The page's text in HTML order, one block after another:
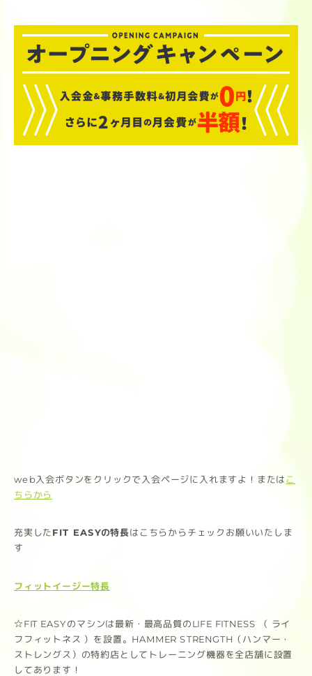
web入会ボタンをクリックで入会ページに入れますよ！またはこ
ちらから
充実したFIT EASYの特長はこちらからチェックお願いいたしま
す
フィットイージー特長
☆FIT EASYのマシンは最新・最高品質のLIFE FITNESS （ ライ
フフィットネス ）を設置。HAMMER STRENGTH（ハンマー・
ストレングス）の特約店としてトレーニング機器を全店舗に設置
してあります！